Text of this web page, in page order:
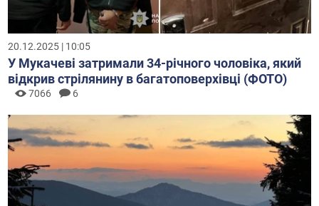
20.12.2025 | 10:05
У Мукачеві затримали 34-річного чоловіка, який
відкрив стрілянину в багатоповерхівці (ФОТО)
7066 6